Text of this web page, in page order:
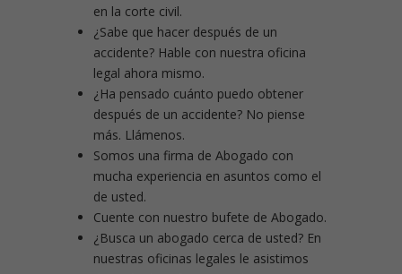
en la corte civil.
¿Sabe que hacer después de un
accidente? Hable con nuestra oficina
legal ahora mismo.
¿Ha pensado cuánto puedo obtener
después de un accidente? No piense
más. Llámenos.
Somos una firma de Abogado con
mucha experiencia en asuntos como el
de usted.
Cuente con nuestro bufete de Abogado.
¿Busca un abogado cerca de usted? En
nuestras oficinas legales le asistimos